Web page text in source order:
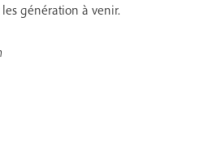
génération à venir.